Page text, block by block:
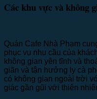
Các khu vực và không
Quán Cafe Nhà Phạm
phục vụ nhu cầu của
không gian yên tĩnh và
giãn và tận hưởng ly cà
có không gian ngoài trời
giác gần gũi với thiên